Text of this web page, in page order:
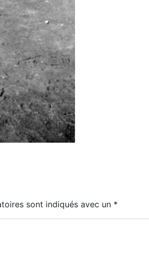
sont indiqués avec un *